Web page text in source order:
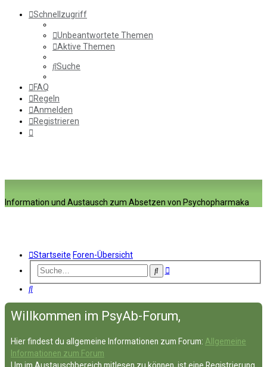
Schnellzugriff
Unbeantwortete Themen
Aktive Themen
Suche
FAQ
Regeln
Anmelden
Registrieren
Information und Austausch zum Absetzen von Psychopharmaka
Startseite Foren-Übersicht
SucheErweiterte
Suche
Willkommen im PsyAb-Forum,
Hier findest du allgemeine Informationen zum Forum: Allgemeine
Informationen zum Forum
Um im Austauschbereich mitlesen zu können, ist eine Registrierung